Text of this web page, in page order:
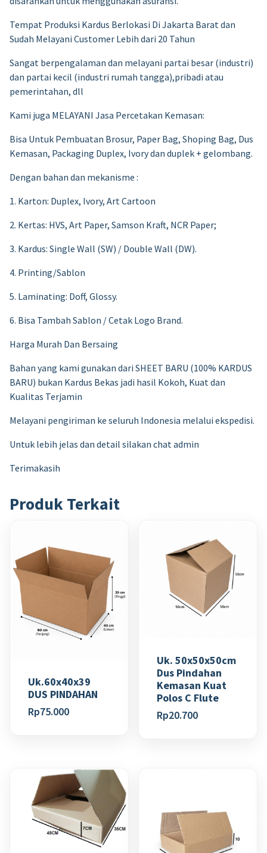
Tempat Produksi Kardus Berlokasi Di Jakarta Barat dan
Sudah Melayani Customer Lebih dari 20 Tahun
Sangat berpengalaman dan melayani partai besar (industri)
dan partai kecil (industri rumah tangga),pribadi atau
pemerintahan, dll
Kami juga MELAYANI Jasa Percetakan Kemasan:
Bisa Untuk Pembuatan Brosur, Paper Bag, Shoping Bag, Dus
Kemasan, Packaging Duplex, Ivory dan duplek + gelombang.
Dengan bahan dan mekanisme :
1. Karton: Duplex, Ivory, Art Cartoon
2. Kertas: HVS, Art Paper, Samson Kraft, NCR Paper;
3. Kardus: Single Wall (SW) / Double Wall (DW).
4. Printing/Sablon
5. Laminating: Doff, Glossy.
6. Bisa Tambah Sablon / Cetak Logo Brand.
Harga Murah Dan Bersaing
Bahan yang kami gunakan dari SHEET BARU (100% KARDUS
BARU) bukan Kardus Bekas jadi hasil Kokoh, Kuat dan
Kualitas Terjamin
Melayani pengiriman ke seluruh Indonesia melalui ekspedisi.
Untuk lebih jelas dan detail silakan chat admin
Terimakasih
Produk Terkait
Uk.60x40x39
DUS PINDAHAN
Rp75.000
Uk. 50x50x50cm
Dus Pindahan
Kemasan Kuat
Polos C Flute
Rp20.700